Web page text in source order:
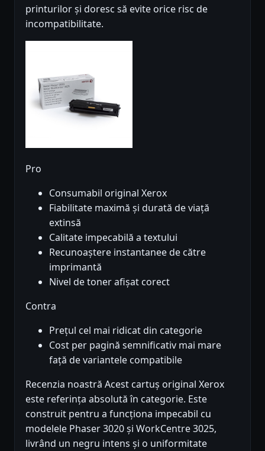
printurilor și doresc să evite orice risc de
incompatibilitate.
Pro
Consumabil original Xerox
Fiabilitate maximă și durată de viață
extinsă
Calitate impecabilă a textului
Recunoaștere instantanee de către
imprimantă
Nivel de toner afișat corect
Contra
Prețul cel mai ridicat din categorie
Cost per pagină semnificativ mai mare
față de variantele compatibile
Recenzia noastră Acest cartuș original Xerox
este referința absolută în categorie. Este
construit pentru a funcționa impecabil cu
modelele Phaser 3020 și WorkCentre 3025,
livrând un negru intens și o uniformitate